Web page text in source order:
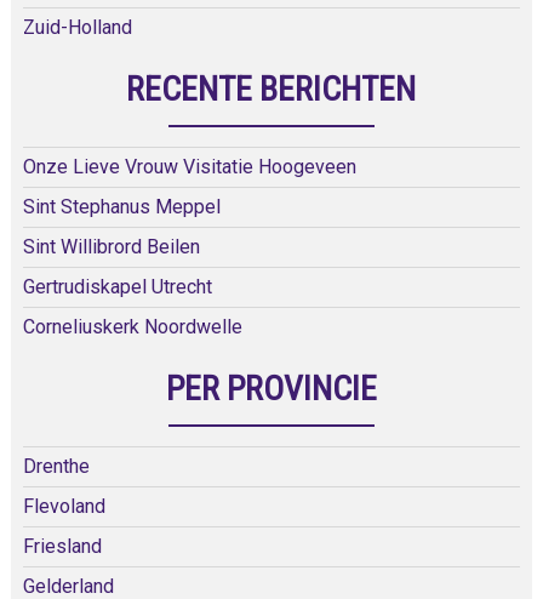
Zuid-Holland
RECENTE BERICHTEN
Onze Lieve Vrouw Visitatie Hoogeveen
Sint Stephanus Meppel
Sint Willibrord Beilen
Gertrudiskapel Utrecht
Corneliuskerk Noordwelle
PER PROVINCIE
Drenthe
Flevoland
Friesland
Gelderland